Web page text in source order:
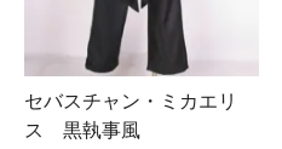
セバスチャン・ミカエリ
ス 黒執事風